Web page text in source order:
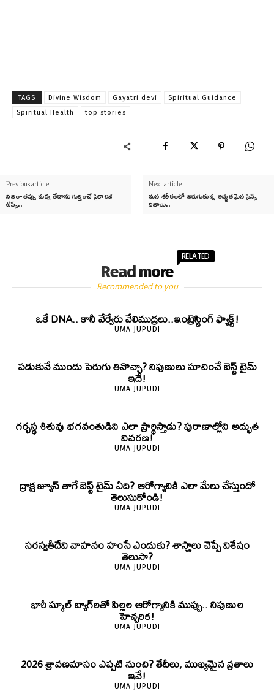
TAGS Divine Wisdom Gayatri devi
Spiritual Guidance
Spiritual Health
top stories
Previous article
నిజం-తప్పు మధ్య తేడాను గుర్తించే సైకాలజీ
టిప్స్..
Next article
మన శరీరంలో జరుగుతున్న అద్భుతమైన సైన్స్
నిజాలు..
Read more
RELATED
Recommended to you
ఒకే DNA.. కానీ వేర్వేరు వేలిముద్రలు..ఇంట్రెస్టింగ్ ఫ్యాక్ట్!
UMA JUPUDI
పడుకునే ముందు పెరుగు తినొచ్చా? నిపుణులు సూచించే బెస్ట్ టైమ్
ఇదే!
UMA JUPUDI
గర్భస్థ శిశువు భగవంతుడిని ఎలా ప్రార్థిస్తాడు? పురాణాల్లోని అద్భుత
వివరణ!
UMA JUPUDI
ద్రాక్ష జ్యూస్ తాగే బెస్ట్ టైమ్ ఏది? ఆరోగ్యానికి ఎలా మేలు చేస్తుందో
తెలుసుకోండి!
UMA JUPUDI
సరస్వతీదేవి వాహనం హంసే ఎందుకు? శాస్త్రాలు చెప్పే విశేషం
తెలుసా?
UMA JUPUDI
భారీ స్కూల్ బ్యాగ్‌లతో పిల్లల ఆరోగ్యానికి ముప్పు.. నిపుణుల
హెచ్చరిక!
UMA JUPUDI
2026 శ్రావణమాసం ఎప్పటి నుంచి? తేదీలు, ముఖ్యమైన వ్రతాలు
ఇవే!
UMA JUPUDI